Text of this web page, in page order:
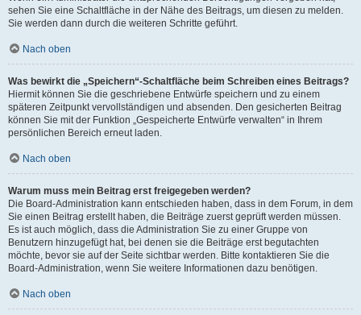
sehen Sie eine Schaltfläche in der Nähe des Beitrags, um diesen zu melden.
Sie werden dann durch die weiteren Schritte geführt.
Nach oben
Was bewirkt die „Speichern“-Schaltfläche beim Schreiben eines Beitrags?
Hiermit können Sie die geschriebene Entwürfe speichern und zu einem
späteren Zeitpunkt vervollständigen und absenden. Den gesicherten Beitrag
können Sie mit der Funktion „Gespeicherte Entwürfe verwalten“ in Ihrem
persönlichen Bereich erneut laden.
Nach oben
Warum muss mein Beitrag erst freigegeben werden?
Die Board-Administration kann entschieden haben, dass in dem Forum, in dem
Sie einen Beitrag erstellt haben, die Beiträge zuerst geprüft werden müssen.
Es ist auch möglich, dass die Administration Sie zu einer Gruppe von
Benutzern hinzugefügt hat, bei denen sie die Beiträge erst begutachten
möchte, bevor sie auf der Seite sichtbar werden. Bitte kontaktieren Sie die
Board-Administration, wenn Sie weitere Informationen dazu benötigen.
Nach oben